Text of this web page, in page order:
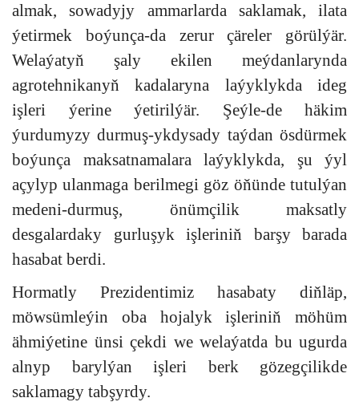
almak, sowadyjy ammarlarda saklamak, ilata
ýetirmek boýunça-da zerur çäreler görülýär.
Welaýatyň şaly ekilen meýdanlarynda
agrotehnikanyň kadalaryna laýyklykda ideg
işleri ýerine ýetirilýär. Şeýle-de häkim
ýurdumyzy durmuş-ykdysady taýdan ösdürmek
boýunça maksatnamalara laýyklykda, şu ýyl
açylyp ulanmaga berilmegi göz öňünde tutulýan
medeni-durmuş, önümçilik maksatly
desgalardaky gurluşyk işleriniň barşy barada
hasabat berdi.
Hormatly Prezidentimiz hasabaty diňläp,
möwsümleýin oba hojalyk işleriniň möhüm
ähmiýetine ünsi çekdi we welaýatda bu ugurda
alnyp barylýan işleri berk gözegçilikde
saklamagy tabşyrdy.